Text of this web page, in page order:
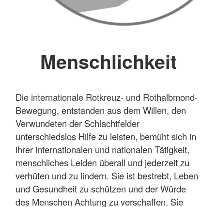
Menschlichkeit
Die internationale Rotkreuz- und Rothalbmond-
Bewegung, entstanden aus dem Willen, den
Verwundeten der Schlachtfelder
unterschiedslos Hilfe zu leisten, bemüht sich in
ihrer internationalen und nationalen Tätigkeit,
menschliches Leiden überall und jederzeit zu
verhüten und zu lindern. Sie ist bestrebt, Leben
und Gesundheit zu schützen und der Würde
des Menschen Achtung zu verschaffen. Sie